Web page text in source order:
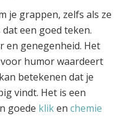
je grappen, zelfs als ze
een goed teken.
en genegenheid. Het
humor waardeert
betekenen dat je
vindt. Het is een
goede kliken chemie